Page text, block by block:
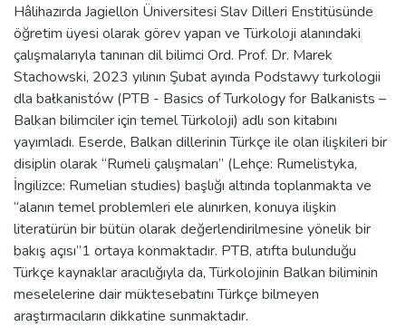
Hâlihazırda Jagiellon Üniversitesi Slav Dilleri Enstitüsünde
öğretim üyesi olarak görev yapan ve Türkoloji alanındaki
çalışmalarıyla tanınan dil bilimci Ord. Prof. Dr. Marek
Stachowski, 2023 yılının Şubat ayında Podstawy turkologii
dla bałkanistów (PTB - Basics of Turkology for Balkanists –
Balkan bilimciler için temel Türkoloji) adlı son kitabını
yayımladı. Eserde, Balkan dillerinin Türkçe ile olan ilişkileri bir
disiplin olarak “Rumeli çalışmaları” (Lehçe: Rumelistyka,
İngilizce: Rumelian studies) başlığı altında toplanmakta ve
“alanın temel problemleri ele alınırken, konuya ilişkin
literatürün bir bütün olarak değerlendirilmesine yönelik bir
bakış açısı”1 ortaya konmaktadır. PTB, atıfta bulunduğu
Türkçe kaynaklar aracılığıyla da, Türkolojinin Balkan biliminin
meselelerine dair müktesebatını Türkçe bilmeyen
araştırmacıların dikkatine sunmaktadır.